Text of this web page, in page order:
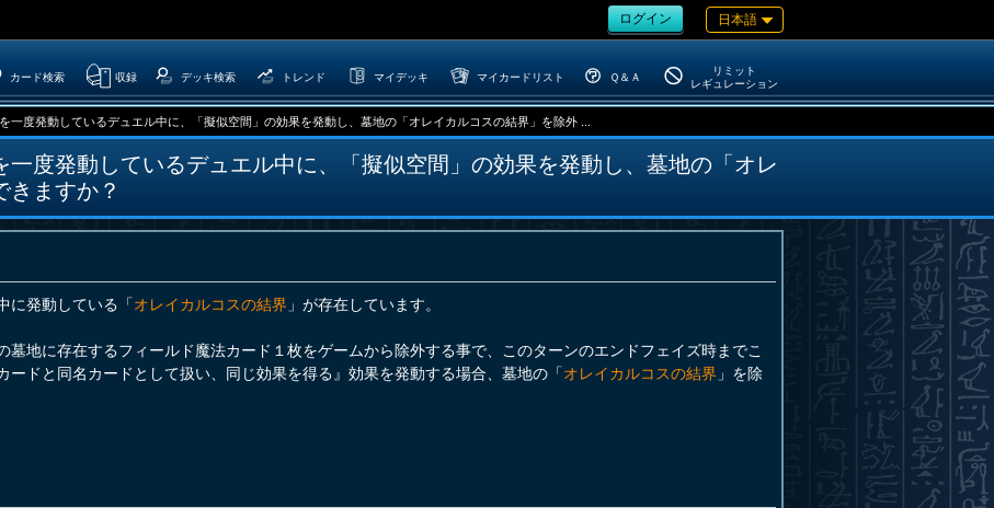
ログイン 日本語
カード検索 収録 デッキ検索 トレンド マイデッキ マイカードリスト Ｑ＆Ａ
リミット
レギュレーション
一度発動しているデュエル中に、「擬似空間」の効果を発動し、墓地の「オレイカルコスの結界」を除外 ...
一度発動しているデュエル中に、「擬似空間」の効果を発動し、墓地の「オレ
きますか？
に発動している「オレイカルコスの結界 」が存在しています。
墓地に存在するフィールド魔法カード１枚をゲームから除外する事で、このターンのエンドフェイズ時までこ
ードと同名カードとして扱い、同じ効果を得る』効果を発動する場合、墓地の「オレイカルコスの結界 」を除